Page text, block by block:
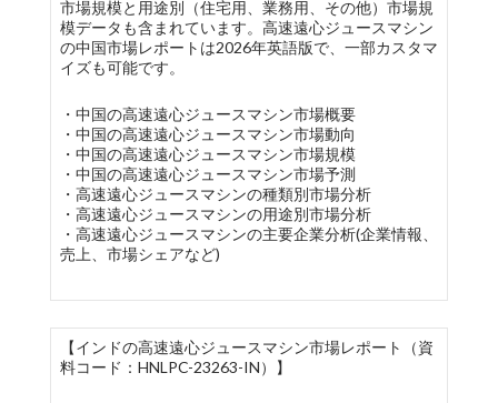
市場規模と用途別（住宅用、業務用、その他）市場規
模データも含まれています。高速遠心ジュースマシン
の中国市場レポートは2026年英語版で、一部カスタマ
イズも可能です。
・中国の高速遠心ジュースマシン市場概要
・中国の高速遠心ジュースマシン市場動向
・中国の高速遠心ジュースマシン市場規模
・中国の高速遠心ジュースマシン市場予測
・高速遠心ジュースマシンの種類別市場分析
・高速遠心ジュースマシンの用途別市場分析
・高速遠心ジュースマシンの主要企業分析(企業情報、
売上、市場シェアなど)
【インドの高速遠心ジュースマシン市場レポート（資
料コード：HNLPC-23263-IN）】